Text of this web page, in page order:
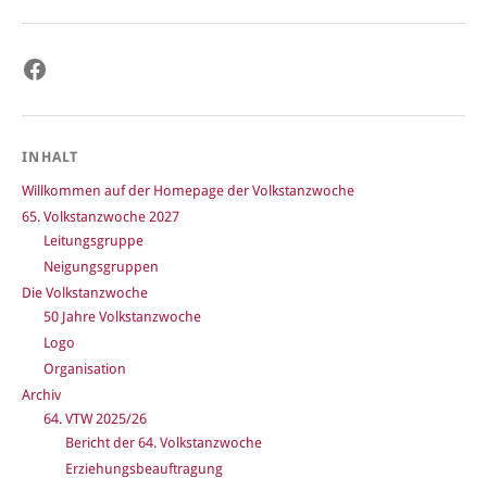
Facebook
INHALT
Willkommen auf der Homepage der Volkstanzwoche
65. Volkstanzwoche 2027
Leitungsgruppe
Neigungsgruppen
Die Volkstanzwoche
50 Jahre Volkstanzwoche
Logo
Organisation
Archiv
64. VTW 2025/26
Bericht der 64. Volkstanzwoche
Erziehungsbeauftragung